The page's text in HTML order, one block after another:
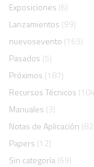
Exposiciones (6)
Lanzamientos (99)
nuevosevento (169)
Pasados (5)
Próximos (187)
Recursos Técnicos
Manuales (3)
Notas de Aplicación
Papers (12)
Sin categoría(69)